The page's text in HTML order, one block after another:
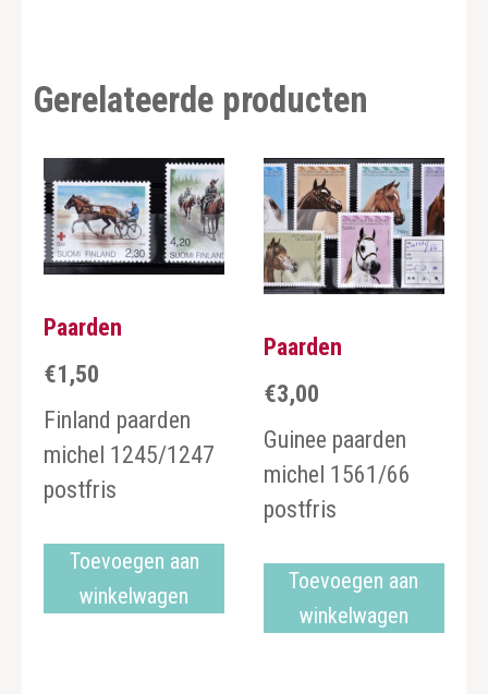
Gerelateerde producten
Paarden
€1,50
Finland paarden
michel 1245/1247
postfris
Toevoegen aan
winkelwagen
Paarden
€3,00
Guinee paarden
michel 1561/66
postfris
Toevoegen aan
winkelwagen